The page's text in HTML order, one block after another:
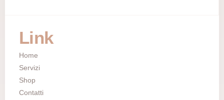
Link
Home
Servizi
Shop
Contatti